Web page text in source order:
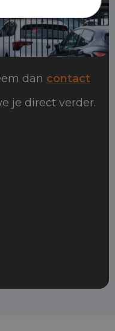
dan contact
je direct verder.